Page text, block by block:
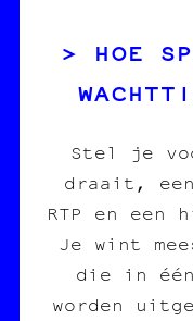
HOE
Stel je
draait,
RTP en een
Je wint
die in
worden